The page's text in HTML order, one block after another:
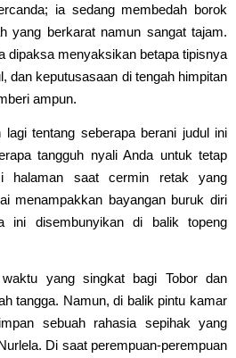
ia sedang membedah borok
yang berkarat namun sangat tajam.
dipaksa menyaksikan betapa tipisnya
dan keputusasaan di tengah himpitan
ampun.
lagi tentang seberapa berani judul ini
tangguh nyali Anda untuk tetap
halaman saat cermin retak yang
menampakkan bayangan buruk diri
ini disembunyikan di balik topeng
yang singkat bagi Tobor dan
tangga. Namun, di balik pintu kamar
sebuah rahasia sepihak yang
Di saat perempuan-perempuan